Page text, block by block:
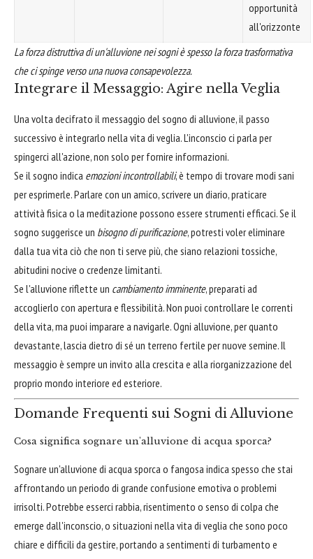
opportunità
all'orizzonte
La forza distruttiva di un'alluvione nei sogni è spesso la forza trasformativa
che ci spinge verso una nuova consapevolezza.
Integrare il Messaggio: Agire nella Veglia
Una volta decifrato il messaggio del sogno di alluvione, il passo
successivo è integrarlo nella vita di veglia. L'inconscio ci parla per
spingerci all'azione, non solo per fornire informazioni.
Se il sogno indica emozioni incontrollabili, è tempo di trovare modi sani
per esprimerle. Parlare con un amico, scrivere un diario, praticare
attività fisica o la meditazione possono essere strumenti efficaci. Se il
sogno suggerisce un bisogno di purificazione, potresti voler eliminare
dalla tua vita ciò che non ti serve più, che siano relazioni tossiche,
abitudini nocive o credenze limitanti.
Se l'alluvione riflette un cambiamento imminente, preparati ad
accoglierlo con apertura e flessibilità. Non puoi controllare le correnti
della vita, ma puoi imparare a navigarle. Ogni alluvione, per quanto
devastante, lascia dietro di sé un terreno fertile per nuove semine. Il
messaggio è sempre un invito alla crescita e alla riorganizzazione del
proprio mondo interiore ed esteriore.
Domande Frequenti sui Sogni di Alluvione
Cosa significa sognare un'alluvione di acqua sporca?
Sognare un'alluvione di acqua sporca o fangosa indica spesso che stai
affrontando un periodo di grande confusione emotiva o problemi
irrisolti. Potrebbe esserci rabbia, risentimento o senso di colpa che
emerge dall'inconscio, o situazioni nella vita di veglia che sono poco
chiare e difficili da gestire, portando a sentimenti di turbamento e